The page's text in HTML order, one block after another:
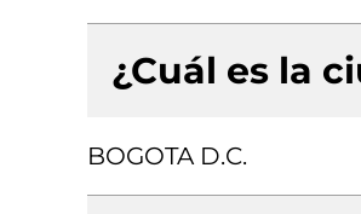
¿Cuál es la
BOGOTA D.C.